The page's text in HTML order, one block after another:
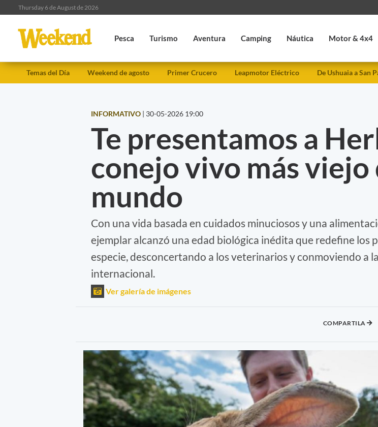
Thursday 6 de August de 2026
Pesca Turismo Aventura Camping Náutica Motor & 4x4
Temas del Día Weekend de agosto Primer Crucero Leapmotor Eléctrico De Ushuaia a San
INFORMATIVO | 30-05-2026 19:00
Te presentamos a
conejo vivo más viejo
mundo
Con una vida basada en cuidados minuciosos y una
ejemplar alcanzó una edad biológica inédita que redefine los
especie, desconcertando a los veterinarios y conmoviendo a
internacional.
Ver galería de imágenes
COMPARTILA